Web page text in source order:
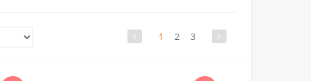
1 2 3